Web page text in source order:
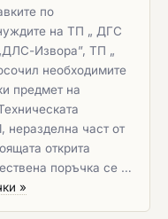
по
на ТП „ ДГС
Извора”, ТП „
необходимите
предмет на
част от
открита
поръчка се …
»